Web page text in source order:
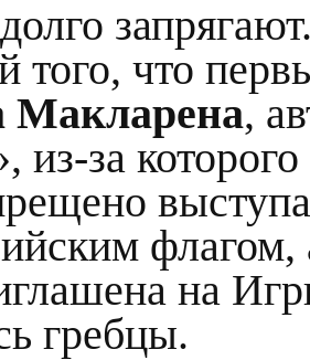
того, что
Макларена,
из-за
флагом,
на
гребцы.